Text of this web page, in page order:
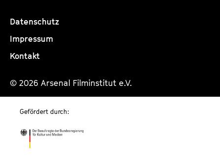
Datenschutz
Impressum
Kontakt
© 2026 Arsenal Filminstitut e.V.
Gefördert durch: